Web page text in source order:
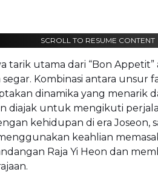
SCROLL TO RESUME CONTENT
tarik utama dari “Bon
Kombinasi antara unsur
dinamika yang menarik
diajak untuk mengikuti
kehidupan di era Joseon,
keahlian
Raja Yi Heon dan